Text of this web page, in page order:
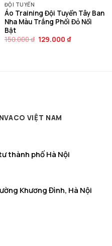
ĐỘI TUYỂN
Áo Training Đội Tuyển Tây Ban
Nha Màu Trắng Phối Đỏ Nổi
Bật
150.000₫ Giá
129.000 ₫Giá
VIỆT NAM
thành phố Hà Nội
Khương Đình, Hà Nội